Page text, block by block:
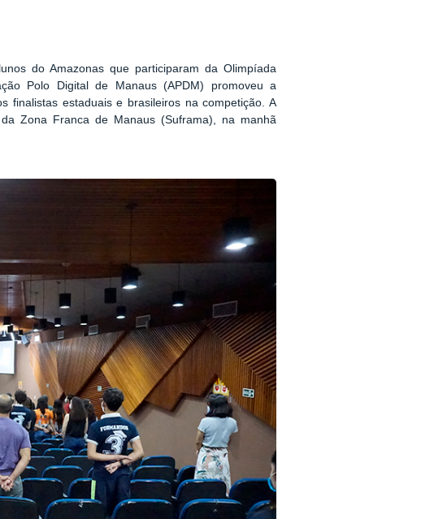
do Amazonas que participaram da Olimpíada
Polo Digital de Manaus (APDM) promoveu a
finalistas estaduais e brasileiros na competição. A
Zona Franca de Manaus (Suframa), na manhã